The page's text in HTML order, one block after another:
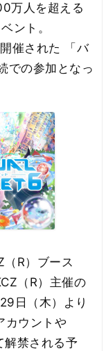
万人を超える
ント。
催された 「バ
での参加となっ
R）ブース
（R）主催の
日（木）より
カウントや
解禁される予